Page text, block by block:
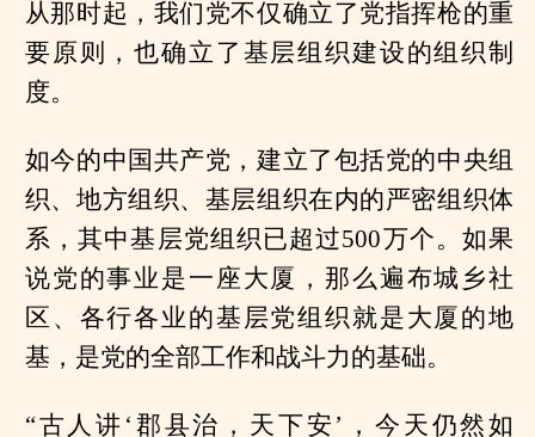
从那时起，我们党不仅确立了党指挥枪的重
要原则，也确立了基层组织建设的组织制
度。
如今的中国共产党，建立了包括党的中央组
织、地方组织、基层组织在内的严密组织体
系，其中基层党组织已超过500万个。如果
说党的事业是一座大厦，那么遍布城乡社
区、各行各业的基层党组织就是大厦的地
基，是党的全部工作和战斗力的基础。
“古人讲‘郡县治，天下安’，今天仍然如